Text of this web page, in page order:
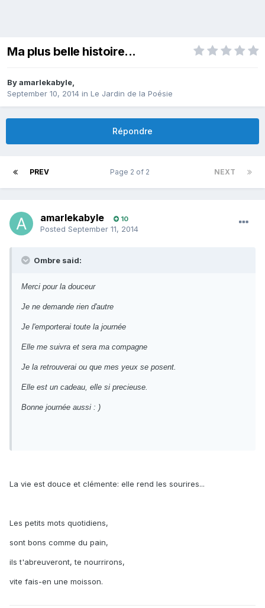
Ma plus belle histoire...
Byamarlekabyle,
September 10, 2014 in Le Jardin de la Poésie
Répondre
PREV NEXT
Page 2 of 2
amarlekabyle 10
Posted September 11, 2014
Ombre said:
Merci pour la douceur
Je ne demande rien d'autre
Je l'emporterai toute la journée
Elle me suivra et sera ma compagne
Je la retrouverai ou que mes yeux se posent.
Elle est un cadeau, elle si precieuse.
Bonne journée aussi : )
La vie est douce et clémente: elle rend les sourires...
Les petits mots quotidiens,
sont bons comme du pain,
ils t'abreuveront, te nourrirons,
vite fais-en une moisson.